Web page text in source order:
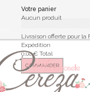
Votre panier
Aucun produit
Livraison offerte pour la
Expédition
0,00 € Total
COMMANDER